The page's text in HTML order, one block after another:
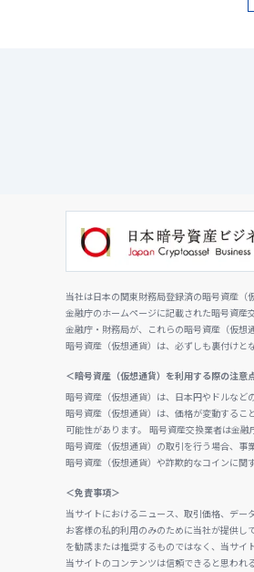
当社は日本の関東財務局登録済の暗号資産（
金融庁のホームページに記載された暗号資産
金融庁・財務局が、これらの暗号資産（仮想
暗号資産（仮想通貨）は、必ずしも裏付けと
＜暗号資産（仮想通貨）を利用する際の注意
暗号資産（仮想通貨）は、日本円やドルなど
暗号資産（仮想通貨）は、価格が変動するこ
可能性があります。 暗号資産交換業者は金融
暗号資産（仮想通貨）の取引を行う場合、事
暗号資産（仮想通貨）や詐欺的なコインに関
＜免責事項＞
当サイトにおけるニュース、取引価格、デー
お客様の私的利用のみのために当社が提供
を勧誘または推奨するものではなく、当サイ
当サイトのコンテンツは信頼できると思われ